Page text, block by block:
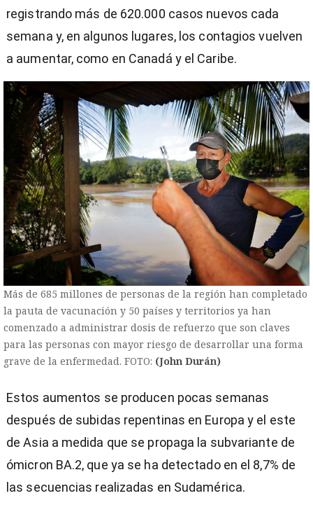
registrando más de 620.000 casos nuevos cada
semana y, en algunos lugares, los contagios vuelven
a aumentar, como en Canadá y el Caribe.
Más de 685 millones de personas de la región han completado
la pauta de vacunación y 50 países y territorios ya han
comenzado a administrar dosis de refuerzo que son claves
para las personas con mayor riesgo de desarrollar una forma
grave de la enfermedad. FOTO: (John Durán)
Estos aumentos se producen pocas semanas
después de subidas repentinas en Europa y el este
de Asia a medida que se propaga la subvariante de
ómicron BA.2, que ya se ha detectado en el 8,7% de
las secuencias realizadas en Sudamérica.